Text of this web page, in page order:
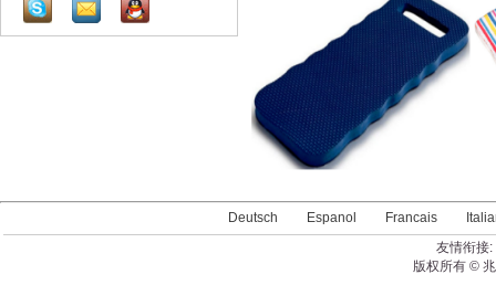
Deutsch Espanol Francais
友情衔接:
版权所有 ©